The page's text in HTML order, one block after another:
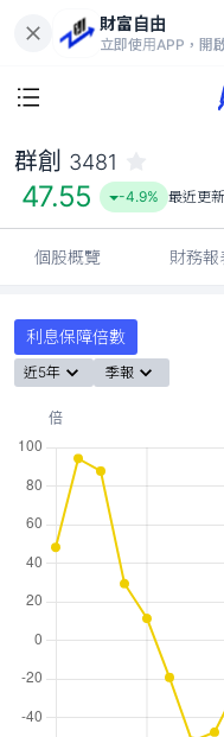
財富自由
立即使用APP，開
群創 3481
47.55 -4.9% 最近更
個股概覽 財務報
利息保障倍數
近5年 季報